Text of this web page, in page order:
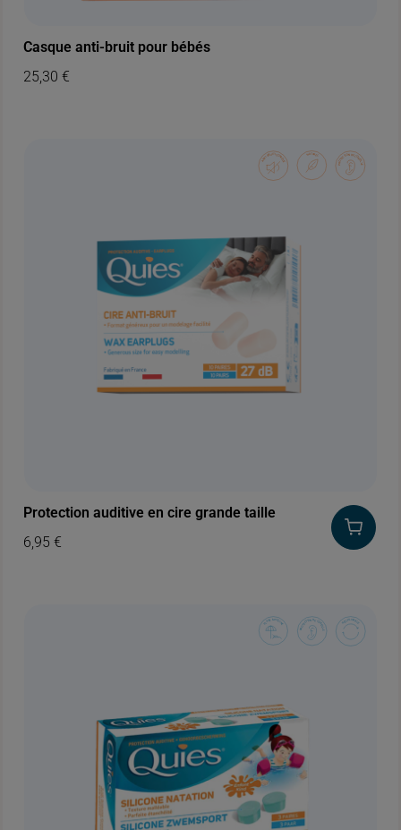
Casque anti-bruit pour bébés
25,30€
Protection auditive en cire grande taille
6,95€